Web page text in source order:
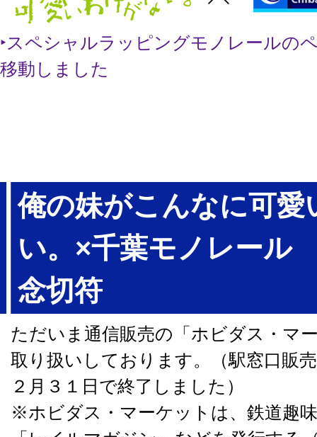
‣スペシャルラッピングモノレールの
移動しました
俺の妹がこんなに可愛
い。×千葉モノレール
念切符
ただいま通信販売の「ホビダス・マ
取り扱いしております。（駅窓口販
２月３１日で終了しました）
※ホビダス・マーケットは、鉄道趣